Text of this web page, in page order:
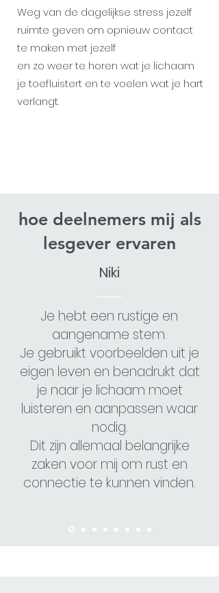
Weg van de dagelijkse stress jezelf
ruimte geven om opnieuw contact
te maken met jezelf
en zo weer te horen wat je lichaam
je toefluistert en te voelen wat je hart
verlangt.
hoe deelnemers mij als
lesgever ervaren
Niki
Je hebt een rustige en
aangename stem.
Je gebruikt voorbeelden uit je
eigen leven en benadrukt dat
je naar je lichaam moet
luisteren en aanpassen waar
nodig.
Dit zijn allemaal belangrijke
zaken voor mij om rust en
connectie te kunnen vinden.